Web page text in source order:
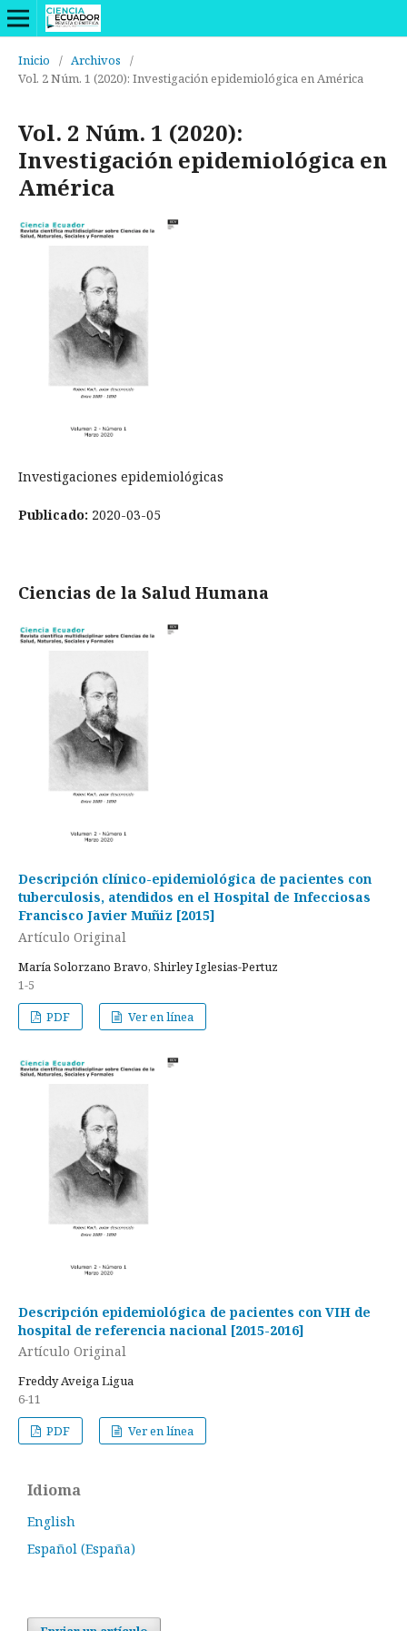
Inicio / Archivos
/
Vol. 2 Núm. 1 (2020): Investigación epidemiológica en América
Vol. 2 Núm. 1 (2020):
Investigación epidemiológica en
América
Investigaciones epidemiológicas
Publicado: 2020-03-05
Ciencias de la Salud Humana
Descripción clínico-epidemiológica de pacientes con
tuberculosis, atendidos en el Hospital de Infecciosas
Francisco Javier Muñiz [2015]
Artículo Original
María Solorzano Bravo, Shirley Iglesias-Pertuz
1-5
PDF
Ver en línea
Descripción epidemiológica de pacientes con VIH de
hospital de referencia nacional [2015-2016]
Artículo Original
Freddy Aveiga Ligua
6-11
PDF
Ver en línea
Idioma
English
Español (España)